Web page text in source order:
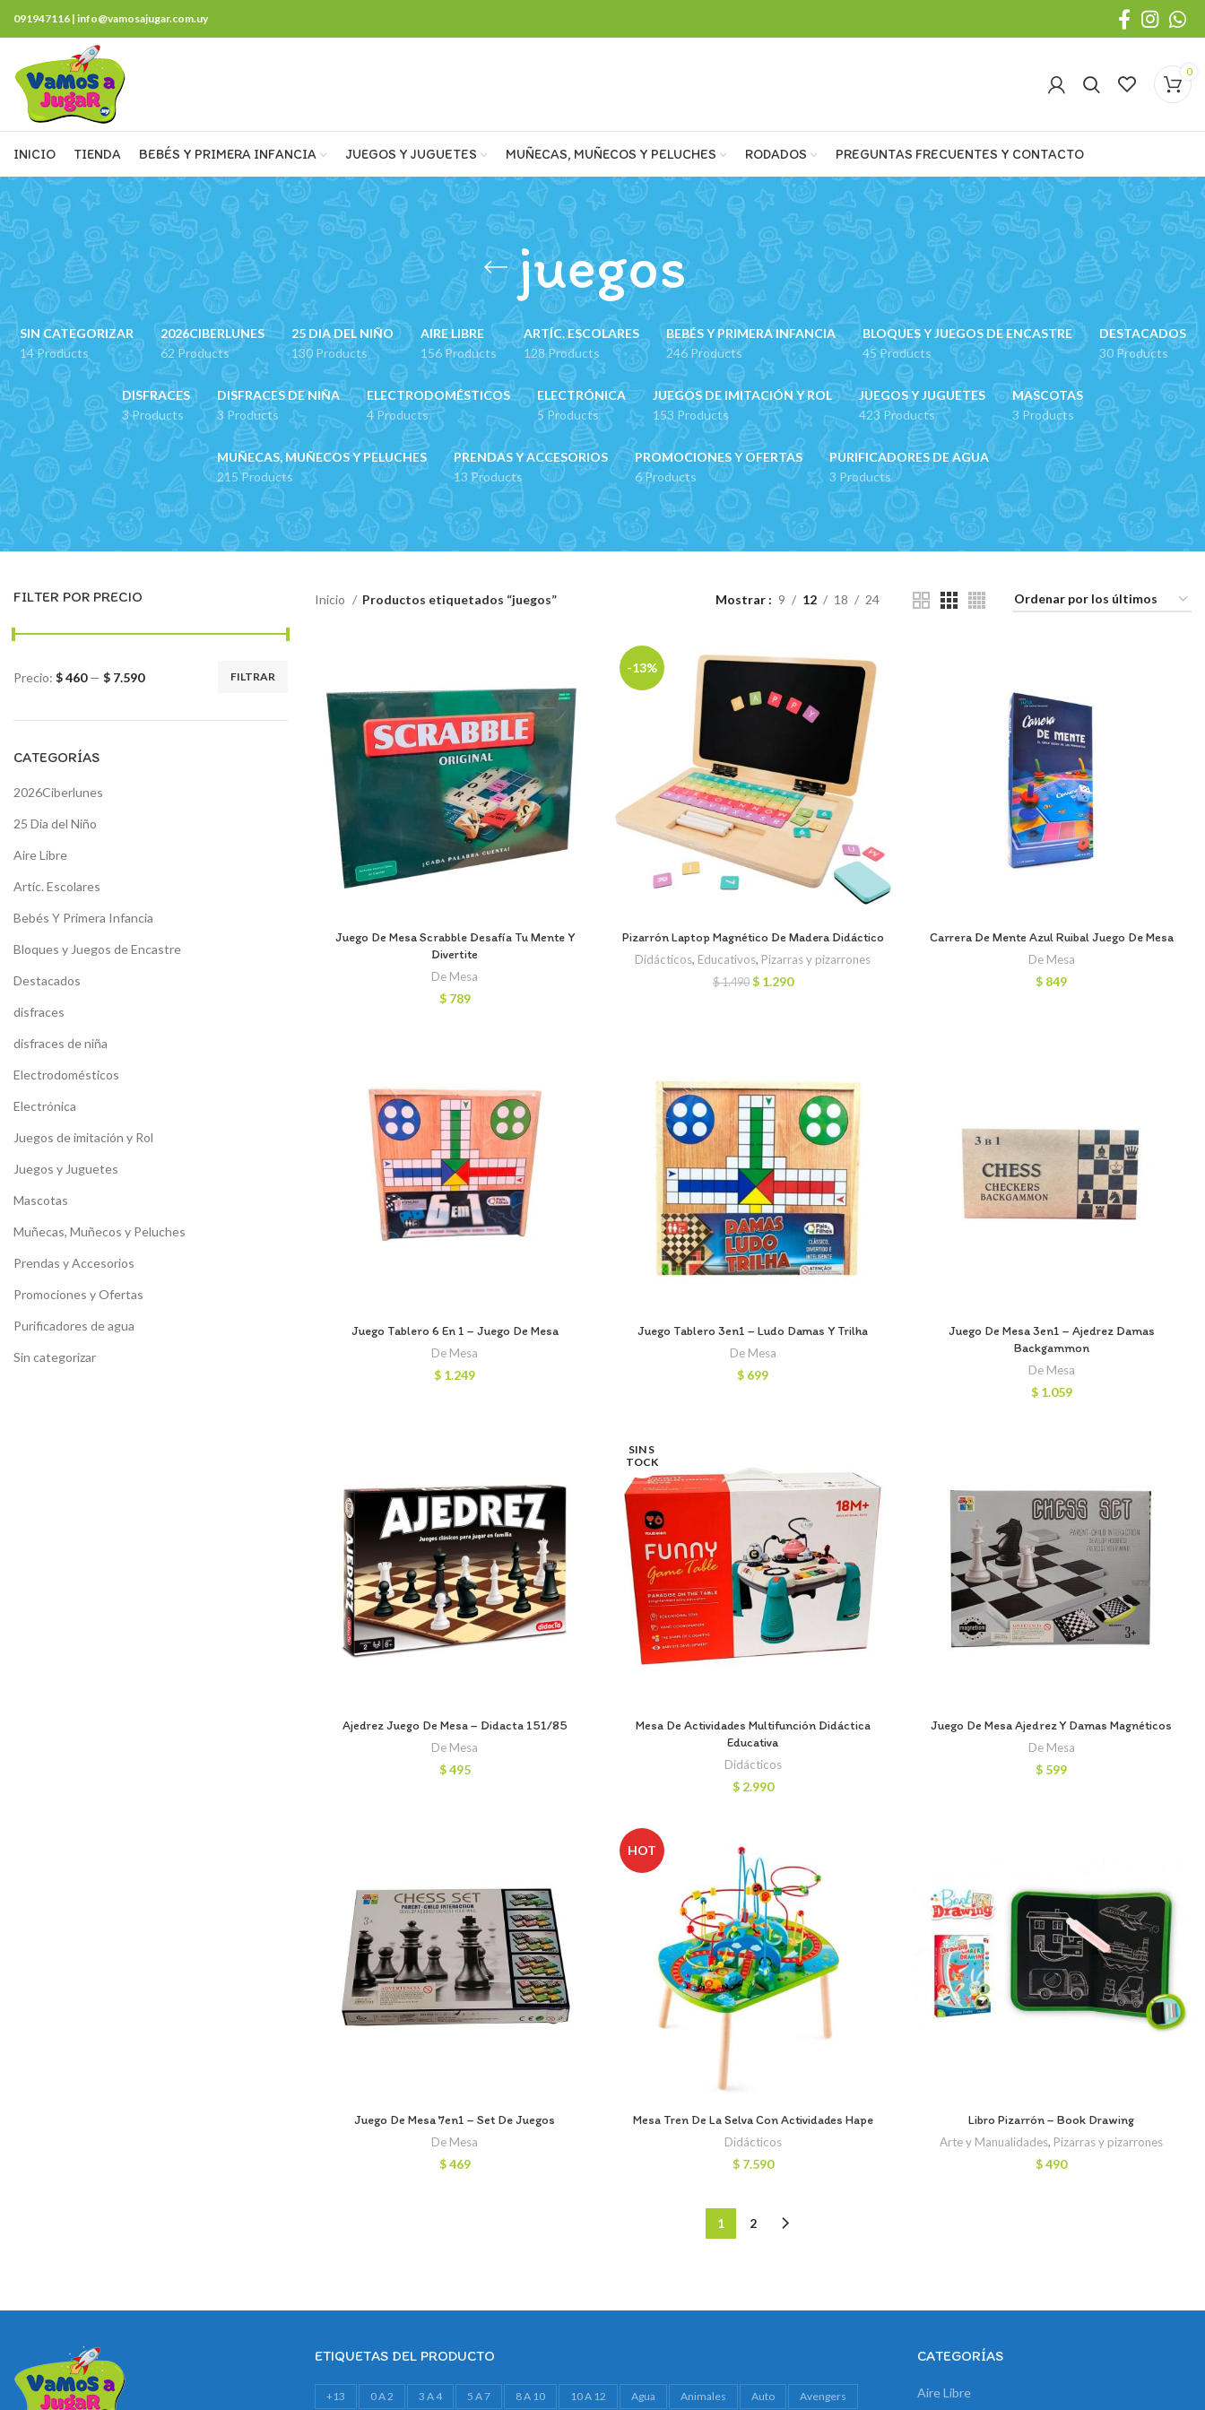
091947116 | info@vamosajugar.com.uy
0
INICIO TIENDA BEBÉS Y PRIMERA INFANCIA JUEGOS Y JUGUETES MUÑECAS, MUÑECOS Y PELUCHES RODADOS PREGUNTAS FRECUENTES Y CONTACTO
juegos
SIN CATEGORIZAR
14 Products
2026CIBERLUNES
62 Products
25 DIA DEL NIÑO
130 Products
AIRE LIBRE
156 Products
ARTÍC. ESCOLARES
128 Products
BEBÉS Y PRIMERA INFANCIA
246 Products
BLOQUES Y JUEGOS DE ENCASTRE
45 Products
DESTACADOS
30 Products
DISFRACES
3 Products
DISFRACES DE NIÑA
3 Products
ELECTRODOMÉSTICOS
4 Products
ELECTRÓNICA
5 Products
JUEGOS DE IMITACIÓN Y ROL
153 Products
JUEGOS Y JUGUETES
423 Products
MASCOTAS
3 Products
MUÑECAS, MUÑECOS Y PELUCHES
215 Products
PRENDAS Y ACCESORIOS
13 Products
PROMOCIONES Y OFERTAS
6 Products
PURIFICADORES DE AGUA
3 Products
FILTER POR PRECIO
FILTRAR
Precio: $ 460— $ 7.590
CATEGORÍAS
2026Ciberlunes
25 Dia del Niño
Aire Libre
Artíc. Escolares
Bebés Y Primera Infancia
Bloques y Juegos de Encastre
Destacados
disfraces
disfraces de niña
Electrodomésticos
Electrónica
Juegos de imitación y Rol
Juegos y Juguetes
Mascotas
Muñecas, Muñecos y Peluches
Prendas y Accesorios
Promociones y Ofertas
Purificadores de agua
Sin categorizar
Inicio Productos etiquetados “juegos” Mostrar 9 12 18 24
Juego De Mesa Scrabble Desafía Tu Mente Y
Divertite
De Mesa
$789
-13%
Pizarrón Laptop Magnético De Madera Didáctico
Didácticos, Educativos, Pizarras y pizarrones
$1.490 El
$1.290El
Carrera De Mente Azul Ruibal Juego De Mesa
De Mesa
$ 849
Juego Tablero 6 En 1 – Juego De Mesa
De Mesa
$ 1.249
Juego Tablero 3en1 – Ludo Damas Y Trilha
De Mesa
$ 699
Juego De Mesa 3en1 – Ajedrez Damas
Backgammon
De Mesa
$1.059
Ajedrez Juego De Mesa – Didacta 151/85
De Mesa
$495
SIN S
TOCK
Mesa De Actividades Multifunción Didáctica
Educativa
Didácticos
$2.990
Juego De Mesa Ajedrez Y Damas Magnéticos
De Mesa
$ 599
Juego De Mesa 7en1 – Set De Juegos
De Mesa
$469
HOT
Mesa Tren De La Selva Con Actividades Hape
Didácticos
$7.590
Libro Pizarrón – Book Drawing
Arte y Manualidades, Pizarras y pizarrones
$490
1 2
ETIQUETAS DEL PRODUCTO
+13 0 A 2 3 A 4 5 A 7 8 A 10 10 A 12 Agua Animales Auto Avengers
CATEGORÍAS
Aire Libre